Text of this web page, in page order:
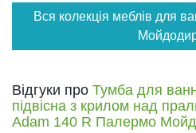
Вся колекція меблів для
Відгуки про Тумба для
підвісна з крилом над
Adam 140 R Палермо